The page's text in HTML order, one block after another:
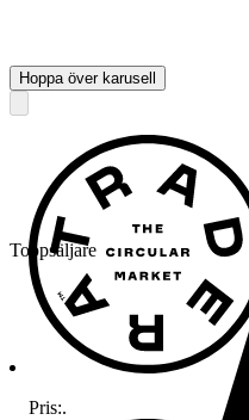
Toppsäljare
Hoppa över karusell
Pris:.